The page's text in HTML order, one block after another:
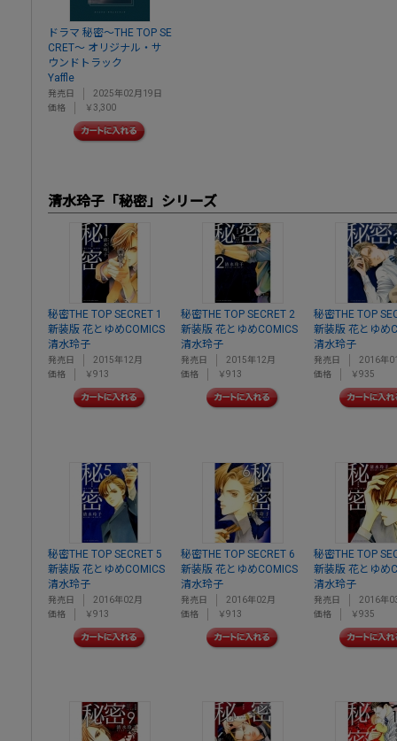
ドラマ 秘密～THE TOP SE
CRET～ オリジナル・サ
ウンドトラック
Yaffle
発売日
2025年02月19日
価格
￥3,300
清水玲子「秘密」シリーズ
秘密THE TOP SECRET 1
新装版 花とゆめCOMICS
清水玲子
発売日
2015年12月
価格
￥913
秘密THE TOP SECRET 2
新装版 花とゆめCOMICS
清水玲子
発売日
2015年12月
価格
￥913
秘密THE TOP
新装版 花とゆめ
清水玲子
発売日
2016年
価格
￥935
秘密THE TOP SECRET 5
新装版 花とゆめCOMICS
清水玲子
発売日
2016年02月
価格
￥913
秘密THE TOP SECRET 6
新装版 花とゆめCOMICS
清水玲子
発売日
2016年02月
価格
￥913
秘密THE TOP
新装版 花とゆめ
清水玲子
発売日
2016年
価格
￥935